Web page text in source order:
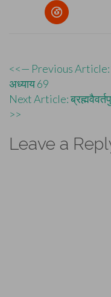
Post
navigation
<<— Previous Article:
अध्याय 69
Next Article:
>>
Leave a